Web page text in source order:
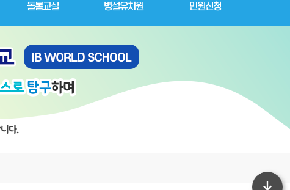
돌봄교실 병설유치원 민원신청